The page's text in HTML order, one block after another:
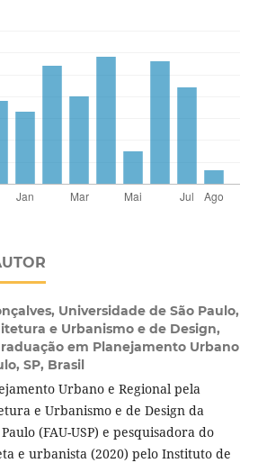
Universidade de São Paulo,
e Urbanismo e de Design,
em Planejamento Urbano
SP, Brasil
Urbano e Regional pela
e Urbanismo e de Design da
(FAU-USP) e pesquisadora do
e urbanista (2020) pelo Instituto de